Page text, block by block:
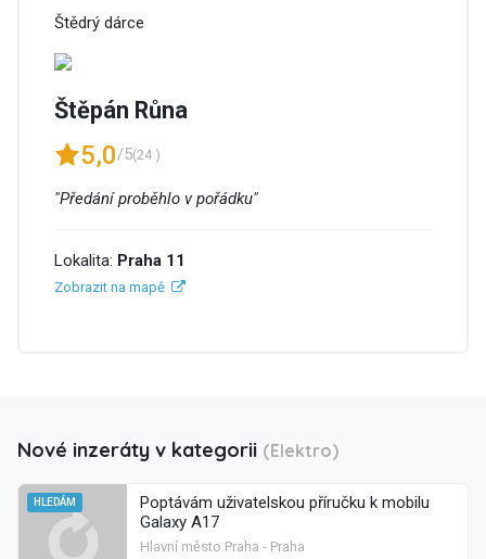
Štědrý dárce
Štěpán Růna
5,0/5(24 )
"Předání proběhlo v pořádku"
Lokalita: Praha 11
Zobrazit na mapě
Nové inzeráty v kategorii (Elektro)
HLEDÁM
Poptávám uživatelskou příručku k mobilu
Galaxy A17
Hlavní město Praha - Praha